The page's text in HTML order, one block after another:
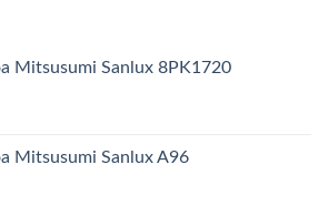
Mitsusumi Sanlux 8PK1720
Mitsusumi Sanlux A96